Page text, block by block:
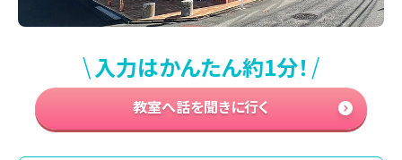
\ 入力はかんたん約1分！ /
教室へ話を聞きに行く